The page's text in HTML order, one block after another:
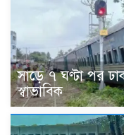
সাড়ে ৭ ঘণ্টা পর
স্বাভাবিক